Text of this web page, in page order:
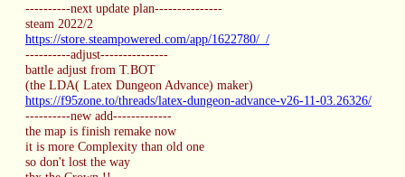
----------next update plan---------------
steam 2022/2
https://store.steampowered.com/app/1622780/_/
----------adjust---------------
battle adjust from T.BOT
(the LDA( Latex Dungeon Advance) maker)
https://f95zone.to/threads/latex-dungeon-advance-v26-11-03.26326/
----------new add-------------
the map is finish remake now
it is more Complexity than old one
so don't lost the way